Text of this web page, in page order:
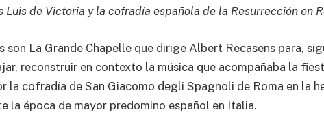
Luis de Victoria y la cofradía española de la Resurrección en
son La Grande Chapelle que dirige Albert Recasens para,
reconstruir en contexto la música que acompañaba la
la cofradía de San Giacomo degli Spagnoli de Roma en la
la época de mayor predomino español en Italia.